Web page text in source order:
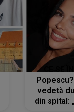
vedetă
din spital: